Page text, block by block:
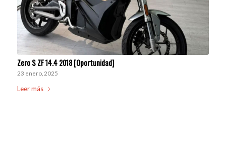
Zero S ZF 14.4 2018 [Oportunidad]
23 enero, 2025
Leer más